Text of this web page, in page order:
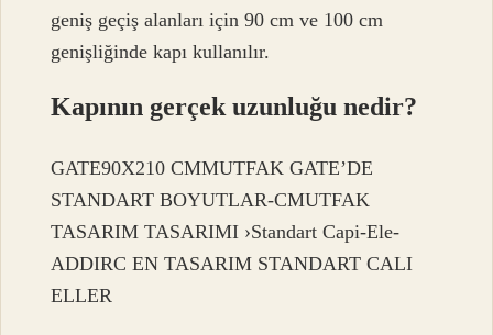
geniş geçiş alanları için 90 cm ve 100 cm
genişliğinde kapı kullanılır.
Kapının gerçek uzunluğu nedir?
GATE90X210 CMMUTFAK GATE’DE
STANDART BOYUTLAR-CMUTFAK
TASARIM TASARIMI ›Standart Capi-Ele-
ADDIRC EN TASARIM STANDART CALI
ELLER